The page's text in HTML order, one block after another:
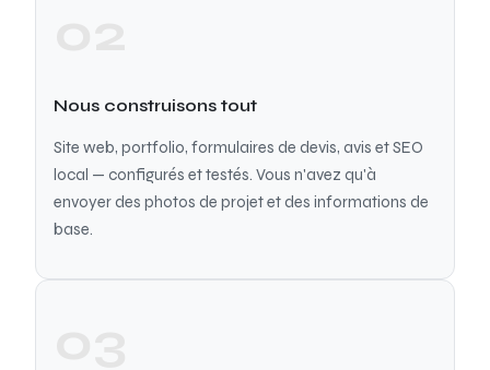
Nous construisons tout
Site web, portfolio, formulaires de devis, avis et SEO
local — configurés et testés. Vous n'avez qu'à
envoyer des photos de projet et des informations de
base.